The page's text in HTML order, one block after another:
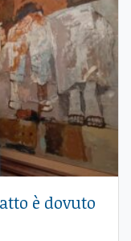
è dovuto